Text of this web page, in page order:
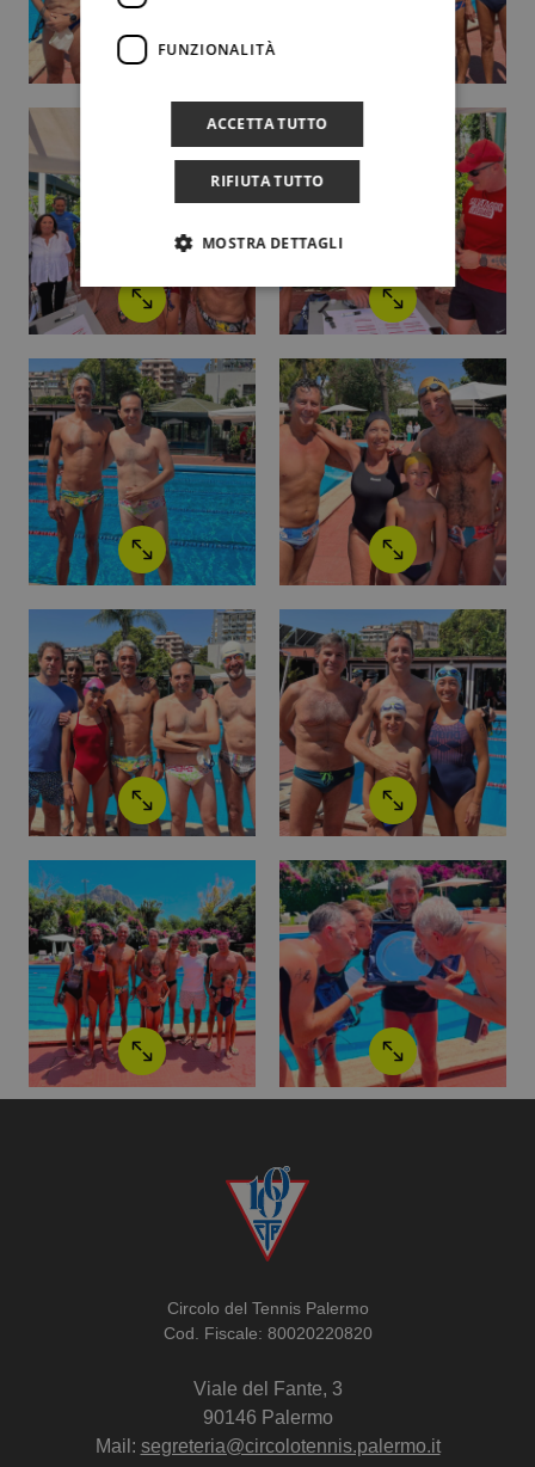
Circolo del Tennis Palermo
Cod. Fiscale: 80020220820
Viale del Fante, 3
90146 Palermo
Mail: segreteria@circolotennis.palermo.it
FUNZIONALITÀ
ACCETTA TUTTO
RIFIUTA TUTTO
MOSTRA DETTAGLI